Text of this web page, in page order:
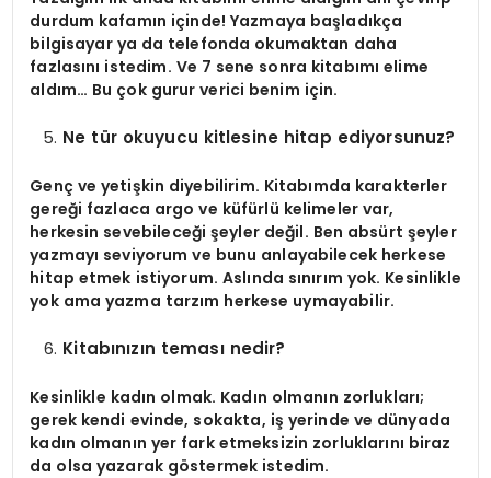
durdum kafamın içinde! Yazmaya başladıkça
bilgisayar ya da telefonda okumaktan daha
fazlasını istedim. Ve 7 sene sonra kitabımı elime
aldım… Bu çok gurur verici benim için.
Ne tür okuyucu kitlesine hitap ediyorsunuz?
Genç ve yetişkin diyebilirim. Kitabımda karakterler
gereği fazlaca argo ve küfürlü kelimeler var,
herkesin sevebileceği şeyler değil. Ben absürt şeyler
yazmayı seviyorum ve bunu anlayabilecek herkese
hitap etmek istiyorum. Aslında sınırım yok. Kesinlikle
yok ama yazma tarzım herkese uymayabilir.
Kitabınızın teması nedir?
Kesinlikle kadın olmak. Kadın olmanın zorlukları;
gerek kendi evinde, sokakta, iş yerinde ve dünyada
kadın olmanın yer fark etmeksizin zorluklarını biraz
da olsa yazarak göstermek istedim.